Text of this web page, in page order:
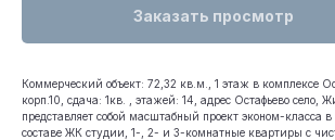
Заказать просмотр
Коммерческий объект: 72,32 кв.м., 1 этаж в комплексе
корп.10, сдача: 1кв. , этажей: 14, адрес Остафьево село,
представляет собой масштабный проект эконом-класса
составе ЖК студии, 1-, 2- и 3-комнатные квартиры с